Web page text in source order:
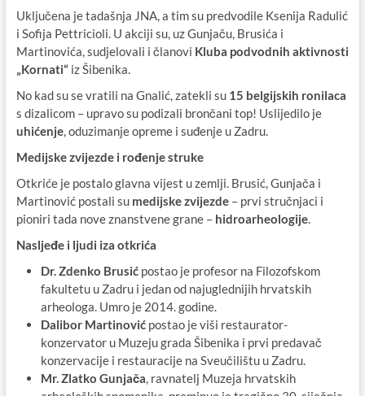
Uključena je tadašnja JNA, a tim su predvodile Ksenija Radulić
i Sofija Pettricioli. U akciji su, uz Gunjaču, Brusića i
Martinovića, sudjelovali i članovi Kluba podvodnih aktivnosti
„Kornati“iz Šibenika.
No kad su se vratili na Gnalić, zatekli su 15 belgijskih ronilaca
s dizalicom – upravo su podizali brončani top! Uslijedilo je
uhićenje, oduzimanje opreme i suđenje u Zadru.
Medijske zvijezde i rođenje struke
Otkriće je postalo glavna vijest u zemlji. Brusić, Gunjača i
Martinović postali su medijske zvijezde– prvi stručnjaci i
pioniri tada nove znanstvene grane – hidroarheologije.
Nasljeđe i ljudi iza otkrića
Dr. Zdenko Brusićpostao je profesor na Filozofskom
fakultetu u Zadru i jedan od najuglednijih hrvatskih
arheologa. Umro je 2014. godine.
Dalibor Martinovićpostao je viši restaurator-
konzervator u Muzeju grada Šibenika i prvi predavač
konzervacije i restauracije na Sveučilištu u Zadru.
Mr. Zlatko Gunjača , ravnatelj Muzeja hrvatskih